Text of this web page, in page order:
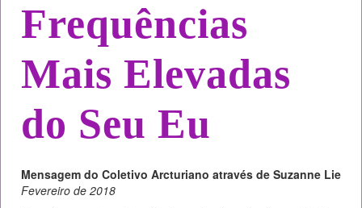
Frequências
Mais Elevadas
do Seu Eu
Mensagem do Coletivo Arcturiano através de Suzanne Lie
Fevereiro de 2018